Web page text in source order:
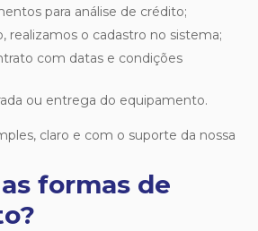
para análise de crédito;
realizamos o cadastro no sistema;
ou entrega do equipamento.
claro e com o suporte da nossa
formas de